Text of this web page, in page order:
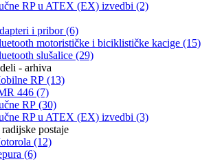
RP u ATEX (EX) izvedbi (2)
i pribor (6)
motorističke i biciklističke kacige (15)
slušalice (29)
- arhiva
RP (13)
446 (7)
RP (30)
RP u ATEX (EX) izvedbi (3)
postaje
(12)
(6)